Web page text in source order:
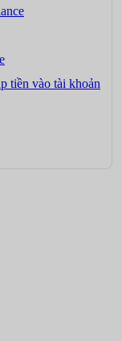
tiền vào tài khoản